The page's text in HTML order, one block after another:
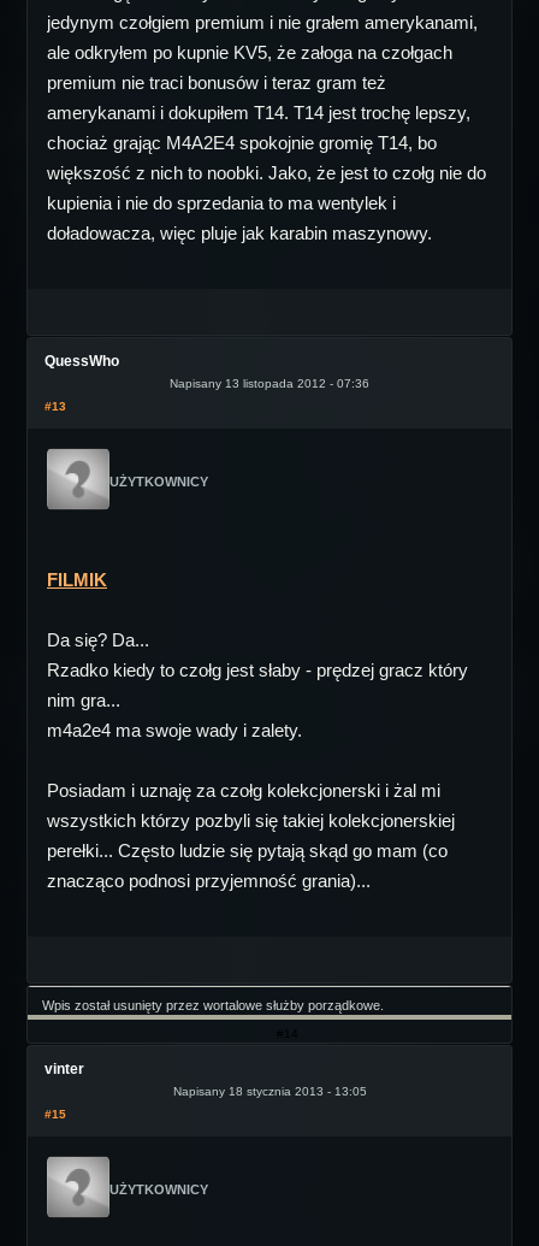
jedynym czołgiem premium i nie grałem amerykanami,
ale odkryłem po kupnie KV5, że załoga na czołgach
premium nie traci bonusów i teraz gram też
amerykanami i dokupiłem T14. T14 jest trochę lepszy,
chociaż grając M4A2E4 spokojnie gromię T14, bo
większość z nich to noobki. Jako, że jest to czołg nie do
kupienia i nie do sprzedania to ma wentylek i
doładowacza, więc pluje jak karabin maszynowy.
QuessWho
Napisany 13 listopada 2012 - 07:36
#13
UŻYTKOWNICY
FILMIK
Da się? Da...
Rzadko kiedy to czołg jest słaby - prędzej gracz który
nim gra...
m4a2e4 ma swoje wady i zalety.
Posiadam i uznaję za czołg kolekcjonerski i żal mi
wszystkich którzy pozbyli się takiej kolekcjonerskiej
perełki... Często ludzie się pytają skąd go mam (co
znacząco podnosi przyjemność grania)...
Wpis został usunięty przez wortalowe służby porządkowe.
#14
vinter
Napisany 18 stycznia 2013 - 13:05
#15
UŻYTKOWNICY